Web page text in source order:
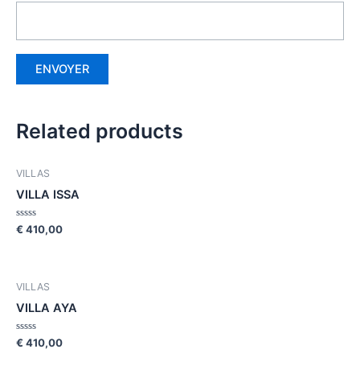
Related products
VILLAS
VILLA ISSA
Rated
€ 410,00
VILLAS
VILLA AYA
Rated
€ 410,00